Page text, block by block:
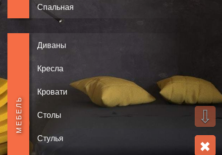
✖
⇩
Спальная
МЕБЕЛЬ
Диваны
Кресла
Кровати
Столы
Стулья